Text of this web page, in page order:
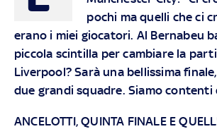
pochi ma quelli che ci
erano i miei giocatori. Al Bernabeu
piccola scintilla per cambiare la
Liverpool? Sarà una bellissima
due grandi squadre. Siamo contenti
ANCELOTTI, QUINTA FINALE E